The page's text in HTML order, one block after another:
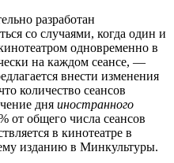
разработан
со случаями, когда один и
одновременно в
на каждом сеансе, —
внести изменения
количество сеансов
дня иностранного
от общего числа сеансов
в кинотеатре в
изданию в Минкультуры.